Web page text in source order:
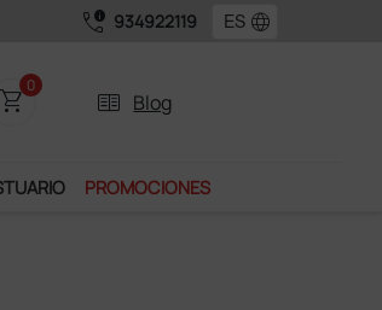
call_quality 934922119 language
shopping_cart0
two_pager Blog
PROMOCIONES